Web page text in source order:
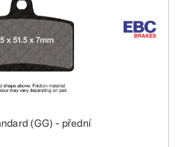
(GG) - přední